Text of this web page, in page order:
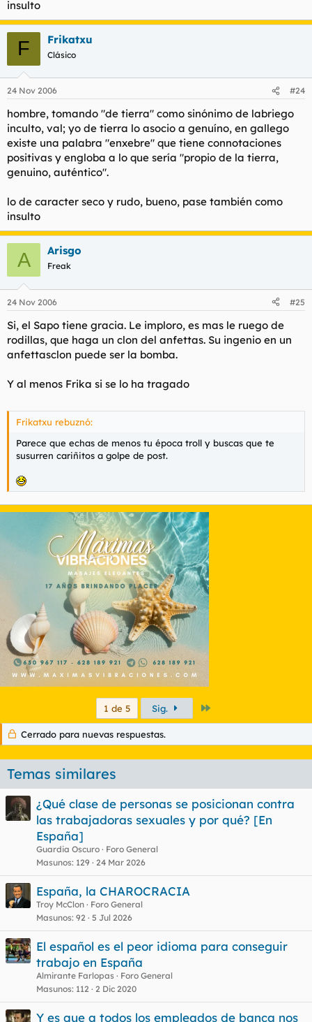
insulto
F Frikatxu
Clásico
24 Nov 2006 #24
hombre, tomando "de tierra" como sinónimo de labriego
inculto, val; yo de tierra lo asocio a genuíno, en gallego
existe una palabra "enxebre" que tiene connotaciones
positivas y engloba a lo que sería "propio de la tierra,
genuino, auténtico".
lo de caracter seco y rudo, bueno, pase también como
insulto
A Arisgo
Freak
24 Nov 2006 #25
Si, el Sapo tiene gracia. Le imploro, es mas le ruego de
rodillas, que haga un clon del anfettas. Su ingenio en un
anfettasclon puede ser la bomba.
Y al menos Frika si se lo ha tragado
Frikatxu rebuznó:
Parece que echas de menos tu época troll y buscas que te
susurren cariñitos a golpe de post.
1 de 5 Sig.
Cerrado para nuevas respuestas.
Temas similares
¿Qué clase de personas se posicionan contra
las trabajadoras sexuales y por qué? [En
España]
Guardia Oscuro
Foro General
Masunos 129 24 Mar 2026
España, la CHAROCRACIA
Troy McClon
Foro General
Masunos 92 5 Jul 2026
El español es el peor idioma para conseguir
trabajo en España
Almirante Farlopas
Foro General
Masunos 112 2 Dic 2020
Y es que a todos los empleados de banca nos